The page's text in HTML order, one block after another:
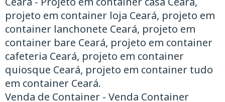
projeto em container loja Ceará, projeto em
container lanchonete Ceará, projeto em
container bare Ceará, projeto em container
cafeteria Ceará, projeto em container
quiosque Ceará, projeto em container tudo
em container Ceará.
Venda de Container - Venda Container